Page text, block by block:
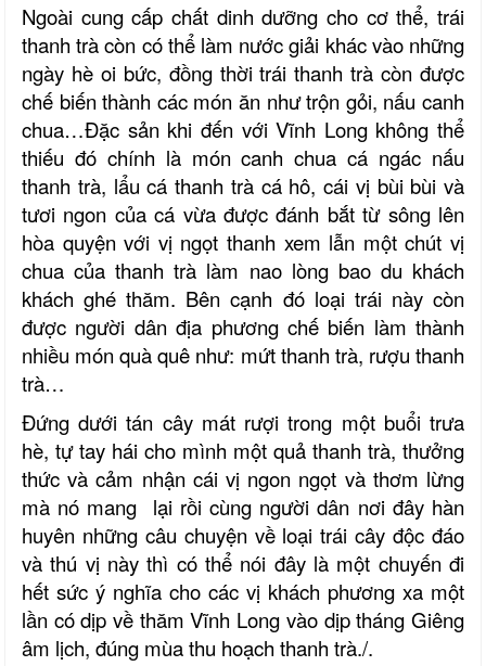
Ngoài cung cấp chất dinh dưỡng cho cơ thể, trái
thanh trà còn có thể làm nước giải khác vào những
ngày hè oi bức, đồng thời trái thanh trà còn được
chế biến thành các món ăn như trộn gỏi, nấu canh
chua…Đặc sản khi đến với Vĩnh Long không thể
thiếu đó chính là món canh chua cá ngác nấu
thanh trà, lẩu cá thanh trà cá hô, cái vị bùi bùi và
tươi ngon của cá vừa được đánh bắt từ sông lên
hòa quyện với vị ngọt thanh xem lẫn một chút vị
chua của thanh trà làm nao lòng bao du khách
khách ghé thăm. Bên cạnh đó loại trái này còn
được người dân địa phương chế biến làm thành
nhiều món quà quê như: mứt thanh trà, rượu thanh
trà…
Đứng dưới tán cây mát rượi trong một buổi trưa
hè, tự tay hái cho mình một quả thanh trà, thưởng
thức và cảm nhận cái vị ngon ngọt và thơm lừng
mà nó mang lại rồi cùng người dân nơi đâyhàn
huyên những câu chuyện về loại trái cây độc đáo
và thú vị này thì có thể nói đây là một chuyến đi
hết sức ý nghĩa cho các vị khách phương xa một
lần có dịp về thăm Vĩnh Long vào dịp tháng Giêng
âm lịch, đúng mùa thu hoạch thanh trà./.